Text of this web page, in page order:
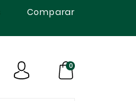
Comparar
0